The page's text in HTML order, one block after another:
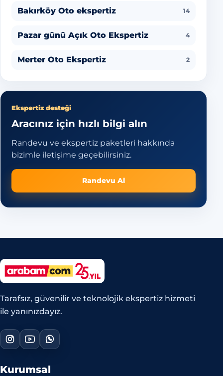
Bakırköy Oto ekspertiz 14
Pazar günü Açık Oto Ekspertiz 4
Merter Oto Ekspertiz 2
Ekspertiz desteği
Aracınız için hızlı bilgi alın
Randevu ve ekspertiz paketleri hakkında
bizimle iletişime geçebilirsiniz.
Randevu Al
Tarafsız, güvenilir ve teknolojik ekspertiz hizmeti
ile yanınızdayız.
Kurumsal